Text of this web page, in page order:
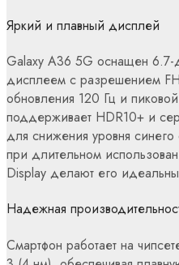
Яркий и плавный дисплей
Galaxy A36 5G оснащен
дисплеем с разрешением
обновления 120 Гц и
поддерживает HDR10+ и
для снижения уровня синего
при длительном
Display делают его
Надежная
Смартфон работает на